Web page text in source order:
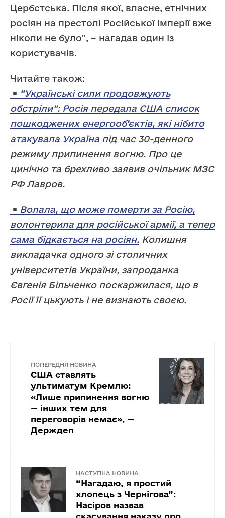
Цербстська. Після якої, власне, етнічних
росіян на престолі Російської імперії вже
ніколи не було”, – нагадав один із
користувачів.
Читайте також:
“Українські сили продовжують
обстріли”: Росія передала США список
пошкоджених енергооб’єктів, які нібито
атакувала Україна під час 30-денного
режиму припинення вогню. Про це
цинічно та брехливо заявив очільник МЗС
РФ Лавров.
Волала, що може померти за Росію,
волонтерила для російської армії, а тепер
сама бідкається на росіян. Колишня
викладачка одного зі столичних
університетів України, запроданка
Євгенія Більченко поскаржилася, що в
Росії її цькують і не визнають своєю.
ПОПЕРЕДНЯ НОВИНА
США ставлять
ультиматум Кремлю:
«Лише припинення вогню
— інших тем для
переговорів немає», —
Держдеп
НАСТУПНА НОВИНА
“Нагадаю, я простий
хлопець з Чернігова”:
Насіров назвав